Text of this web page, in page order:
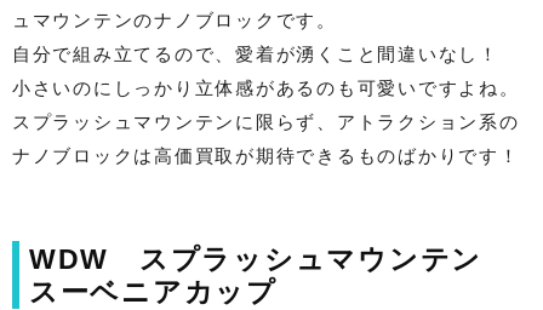
ュマウンテンのナノブロックです。
自分で組み立てるので、愛着が湧くこと間違いなし！
小さいのにしっかり立体感があるのも可愛いですよね。
スプラッシュマウンテンに限らず、アトラクション系の
ナノブロックは高価買取が期待できるものばかりです！
WDW スプラッシュマウンテン
スーベニアカップ